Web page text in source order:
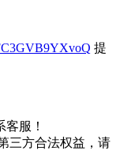
提
服！
三方合法权益，请